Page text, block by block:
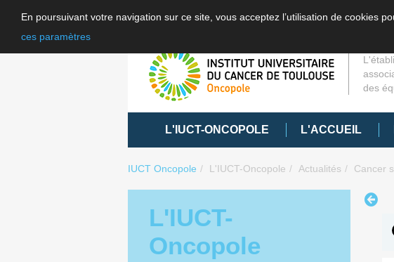
En poursuivant votre navigation sur ce site, vous acceptez l’utilisation de cookies
ces paramètres
des
L'IUCT-ONCOPOLE L'ACCUEIL
IUCT Oncopole L'IUCT-Oncopole Actualités Cancer
L'IUCT-
Oncopole